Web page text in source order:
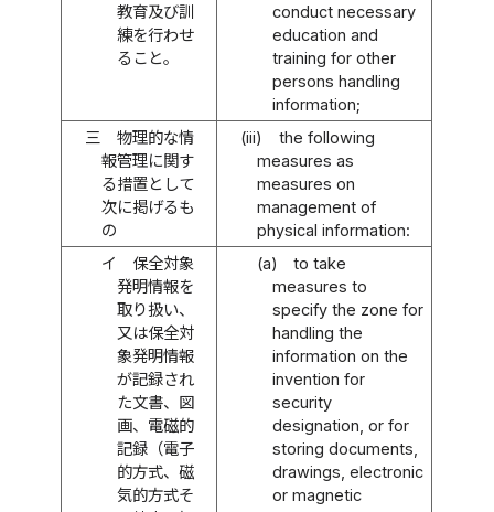
教育及び訓
練を行わせ
ること。
conduct necessary
education and
training for other
persons handling
information;
三
物理的な情
報管理に関す
る措置として
次に掲げるも
の
(iii)
the following
measures as
measures on
management of
physical information:
イ
保全対象
発明情報を
取り扱い、
又は保全対
象発明情報
が記録され
た文書、図
画、電磁的
記録（電子
的方式、磁
気的方式そ
(a)
to take
measures to
specify the zone for
handling the
information on the
invention for
security
designation, or for
storing documents,
drawings, electronic
or magnetic